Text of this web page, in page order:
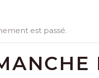
est passé.